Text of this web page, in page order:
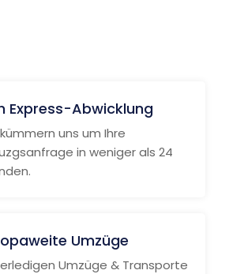
Express-Abwicklung
uns um Ihre
in weniger als 24
Umzüge
Umzüge & Transporte